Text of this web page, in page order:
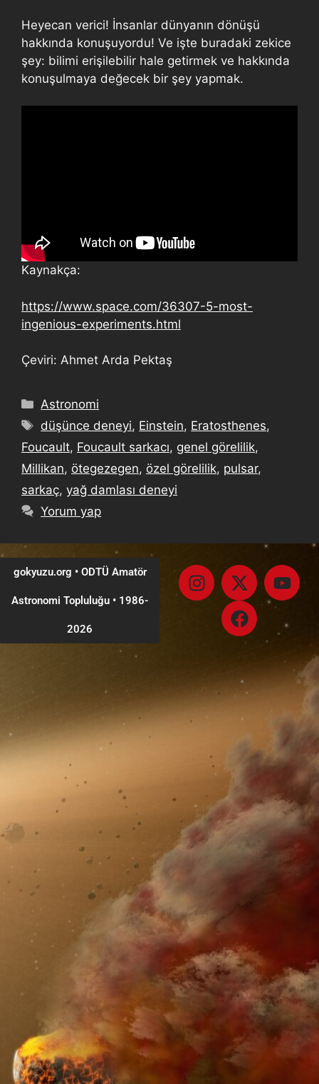
Heyecan verici! İnsanlar dünyanın dönüşü
hakkında konuşuyordu! Ve işte buradaki zekice
şey: bilimi erişilebilir hale getirmek ve hakkında
konuşulmaya değecek bir şey yapmak.
Kaynakça:
https://www.space.com/36307-5-most-
ingenious-experiments.html
Çeviri: Ahmet Arda Pektaş
Astronomi
düşünce deneyi, Einstein, Eratosthenes,
Foucault, Foucault sarkacı, genel görelilik,
Millikan, ötegezegen, özel görelilik, pulsar,
sarkaç, yağ damlası deneyi
Yorum yap
gokyuzu.org • ODTÜ Amatör
Astronomi Topluluğu •1986-
2026